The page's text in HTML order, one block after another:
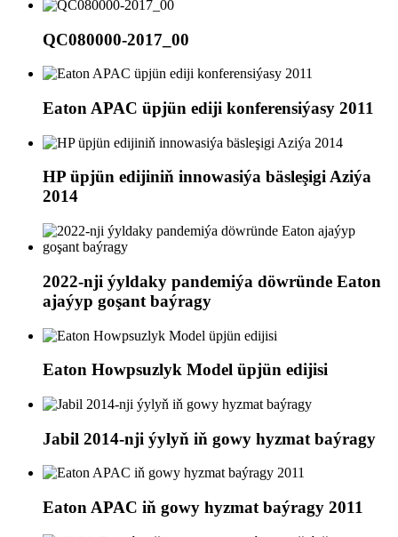
QC080000-2017_00
Eaton APAC üpjün ediji konferensiýasy 2011
HP üpjün edijiniň innowasiýa bäsleşigi Aziýa
2014
2022-nji ýyldaky pandemiýa döwründe Eaton
ajaýyp goşant baýragy
Eaton Howpsuzlyk Model üpjün edijisi
Jabil 2014-nji ýylyň iň gowy hyzmat baýragy
Eaton APAC iň gowy hyzmat baýragy 2011